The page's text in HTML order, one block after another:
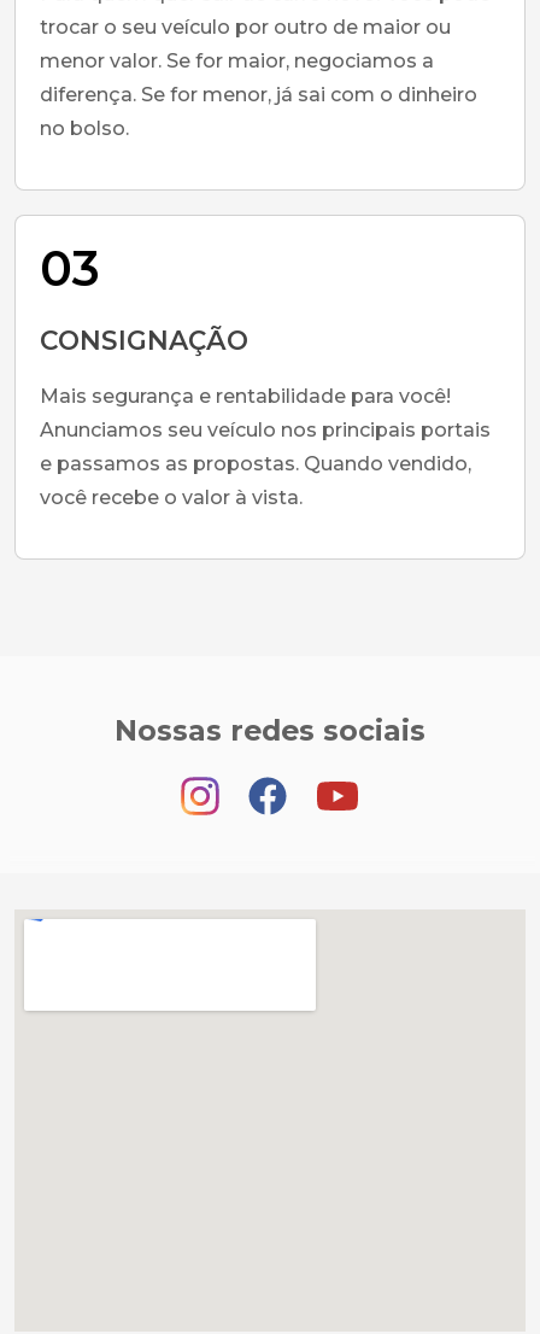
trocar o seu veículo por outro de maior ou
menor valor. Se for maior, negociamos a
diferença. Se for menor, já sai com o dinheiro
no bolso.
03
CONSIGNAÇÃO
Mais segurança e rentabilidade para você!
Anunciamos seu veículo nos principais portais
e passamos as propostas. Quando vendido,
você recebe o valor à vista.
Nossas redes sociais